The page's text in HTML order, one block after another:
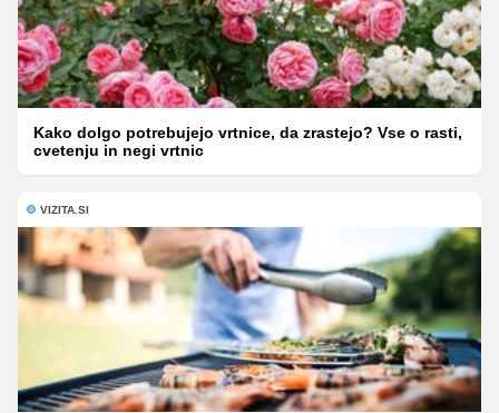
Kako dolgo potrebujejo vrtnice, da zrastejo? Vse o rasti,
cvetenju in negi vrtnic
VIZITA.SI